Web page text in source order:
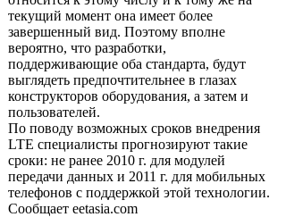
текущий момент она имеет более
завершенный вид. Поэтому вполне
вероятно, что разработки,
поддерживающие оба стандарта, будут
выглядеть предпочтительнее в глазах
конструкторов оборудования, а затем и
пользователей.
По поводу возможных сроков внедрения
LTE специалисты прогнозируют такие
сроки: не ранее 2010 г. для модулей
передачи данных и 2011 г. для мобильных
телефонов с поддержкой этой технологии.
Сообщает eetasia.com